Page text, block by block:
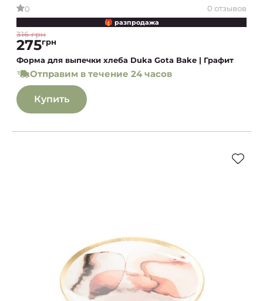
0 0 отзывов
🎁 разпродажа
316 грн
275грн
Форма для выпечки хлеба Duka Gota Bake | Графит
Отправим в течение 24 часов
Купить